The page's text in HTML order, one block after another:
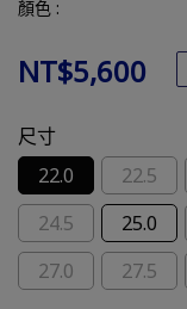
顏色 :
NT$5,600
尺寸
22.0
22.5
24.5
25.0
27.0
27.5